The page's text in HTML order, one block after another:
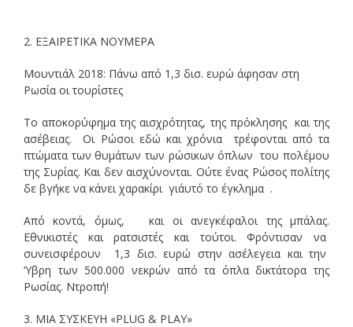
2. ΕΞΑΙΡΕΤΙΚΑ ΝΟΥΜΕΡΑ
Μουντιάλ 2018: Πάνω από 1,3 δισ. ευρώ άφησαν στη
Ρωσία οι τουρίστες
Το αποκορύφημα της αισχρότητας, της πρόκλησης και της
ασέβειας. Οι Ρώσοι εδώ και χρόνια τρέφονται από τα
πτώματα των θυμάτων των ρώσικων όπλων του πολέμου
της Συρίας. Και δεν αισχύνονται. Ούτε ένας Ρώσος πολίτης
δε βγήκε να κάνει χαρακίρι γι΄αυτό το έγκλημα .
Από κοντά, όμως, και οι ανεγκέφαλοι της μπάλας.
Εθνικιστές και ρατσιστές και τούτοι. Φρόντισαν να
συνεισφέρουν 1,3 δισ. ευρώ στην ασέλεγεια και την
‘Υβρη των 500.000 νεκρών από τα όπλα δικτάτορα της
Ρωσίας. Ντροπή!
3. ΜΙΑ ΣΥΣΚΕΥΗ «PLUG & PLAY»